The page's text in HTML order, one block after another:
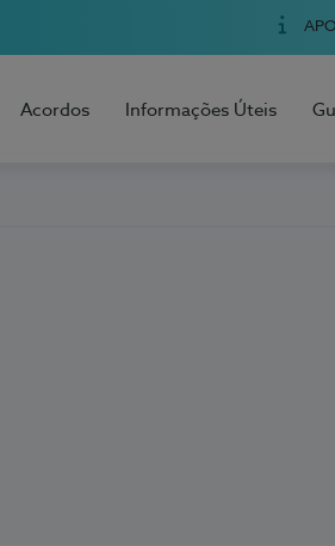
Acordos Informações Úteis